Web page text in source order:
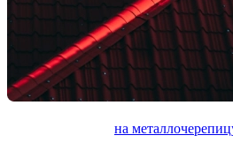
на